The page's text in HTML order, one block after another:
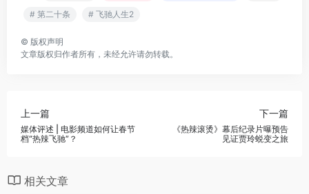
# 第二十条
# 飞驰人生2
© 版权声明
文章版权归作者所有，未经允许请勿转载。
上一篇
媒体评述 | 电影频道如何让春节
档“热辣飞驰”？
下一篇
《热辣滚烫》幕后纪录片曝预告
见证贾玲蜕变之旅
相关文章